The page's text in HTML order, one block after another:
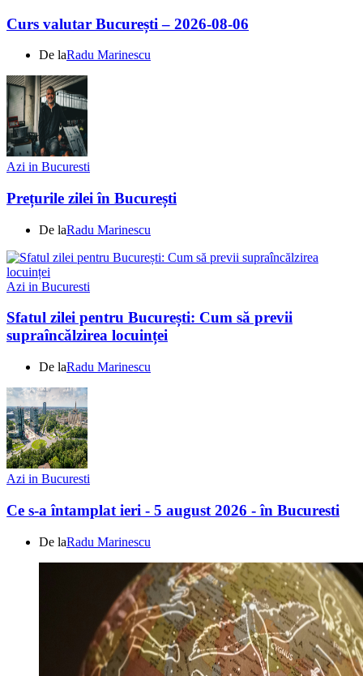
Curs valutar București – 2026-08-06
De laRadu Marinescu
Azi in Bucuresti
Prețurile zilei în București
De laRadu Marinescu
Azi in Bucuresti
Sfatul zilei pentru București: Cum să previi
supraîncălzirea locuinței
De laRadu Marinescu
Azi in Bucuresti
Ce s-a întamplat ieri - 5 august 2026 - în Bucuresti
De laRadu Marinescu